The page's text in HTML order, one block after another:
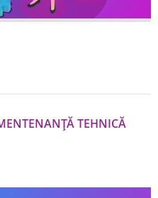
TEHNICĂ